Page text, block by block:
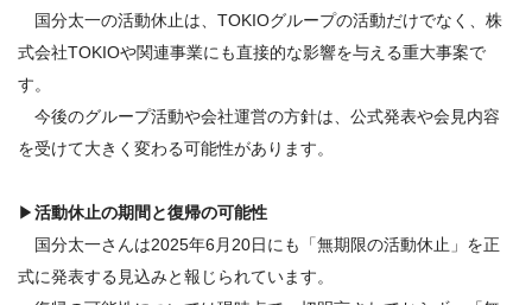
国分太一の活動休止は、TOKIOグループの活動だけでなく、株
式会社TOKIOや関連事業にも直接的な影響を与える重大事案で
す。
今後のグループ活動や会社運営の方針は、公式発表や会見内容
を受けて大きく変わる可能性があります。
▶活動休止の期間と復帰の可能性
国分太一さんは2025年6月20日にも「無期限の活動休止」を正
式に発表する見込みと報じられています。